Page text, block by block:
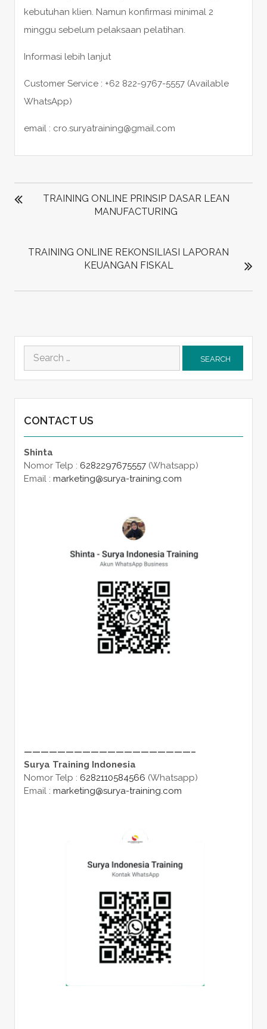
kebutuhan klien. Namun konfirmasi minimal 2
minggu sebelum pelaksaan pelatihan.
Informasi lebih lanjut
Customer Service : +62 822-9767-5557 (Available
WhatsApp)
email : cro.suryatraining@gmail.com
POST
NAVIGATION
TRAINING ONLINE PRINSIP DASAR LEAN
MANUFACTURING
TRAINING ONLINE REKONSILIASI LAPORAN
KEUANGAN FISKAL
Search
for:
CONTACT US
Shinta
Nomor Telp : 6282297675557(Whatsapp)
Email : marketing@surya-training.com
————————————————————–
Surya Training Indonesia
Nomor Telp : 6282110584566 (Whatsapp)
Email : marketing@surya-training.com